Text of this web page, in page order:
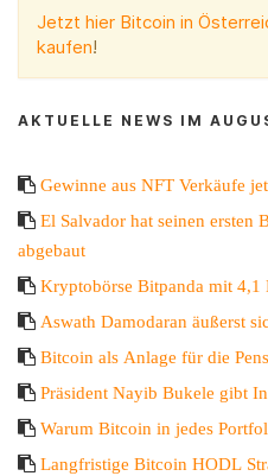
Jetzt hier Bitcoin in
kaufen!
AKTUELLE NEWS IM
Gewinne aus NFT Verkäufe
El Salvador hat seinen ersten
abgebaut
Kryptobörse Bitpanda mit
Aswath Damodaran äußerst
Bitcoin als Anlage für die
Präsident Nayib Bukele gibt
Warum Bitcoin in jedes
Langfristige Bitcoin HODL